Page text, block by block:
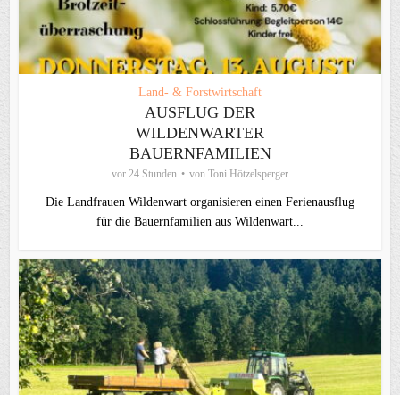
Land- & Forstwirtschaft
AUSFLUG DER
WILDENWARTER
BAUERNFAMILIEN
vor 24 Stunden von Toni Hötzelsperger
Die Landfrauen Wildenwart organisieren einen Ferienausflug
für die Bauernfamilien aus Wildenwart...